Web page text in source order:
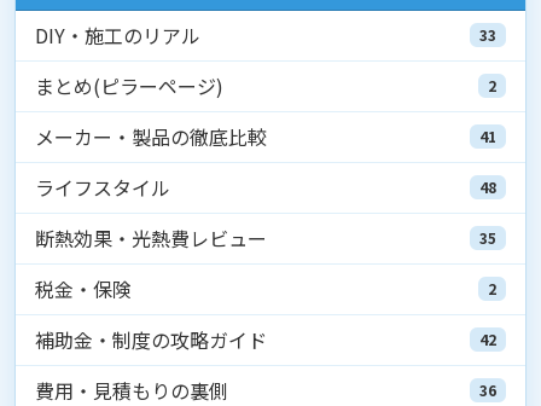
DIY・施工のリアル
33
まとめ(ピラーページ) 2
メーカー・製品の徹底比較 41
ライフスタイル 48
断熱効果・光熱費レビュー 35
税金・保険 2
補助金・制度の攻略ガイド 42
費用・見積もりの裏側 36